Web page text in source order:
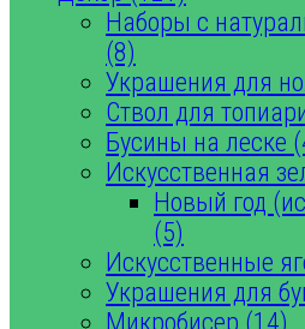
Наборы с
(8)
Украшения для
Ствол для
Бусины на леске
Искусственная
Новый год
(5)
Искусственные
Украшения для
Микробисер (14)